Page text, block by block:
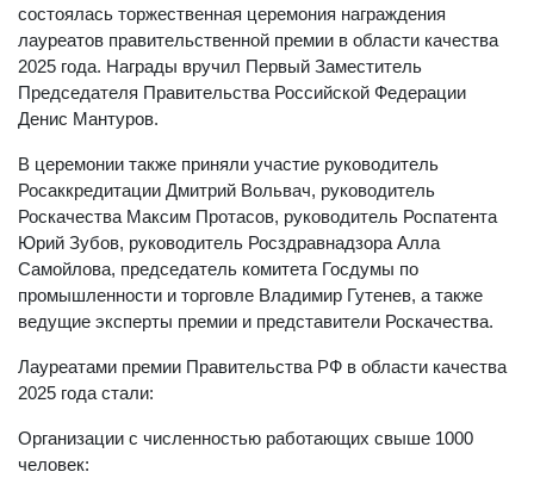
состоялась торжественная церемония награждения
лауреатов правительственной премии в области качества
2025 года. Награды вручил Первый Заместитель
Председателя Правительства Российской Федерации
Денис Мантуров.
В церемонии также приняли участие руководитель
Росаккредитации Дмитрий Вольвач, руководитель
Роскачества Максим Протасов, руководитель Роспатента
Юрий Зубов, руководитель Росздравнадзора Алла
Самойлова, председатель комитета Госдумы по
промышленности и торговле Владимир Гутенев, а также
ведущие эксперты премии и представители Роскачества.
Лауреатами премии Правительства РФ в области качества
2025 года стали:
Организации с численностью работающих свыше 1000
человек: